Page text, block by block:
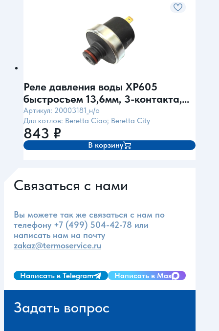
Реле давления воды XP605
быстросъем 13,6мм, 3-контакта,
Pmax=1.2bar (для Beretta) Ma-ter
Италия
Артикул: 20003181_н/о
Для котлов: Beretta Ciao; Beretta City
843 ₽
В корзину
Связаться с нами
Вы можете так же связаться с нам по
телефону +7 (499) 504-42-78 или
написать нам на почту
zakaz@termoservice.ru
Написать в Telegram Написать в Max
Задать вопрос